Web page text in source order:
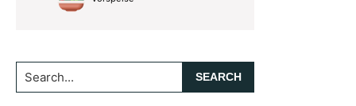
Search...